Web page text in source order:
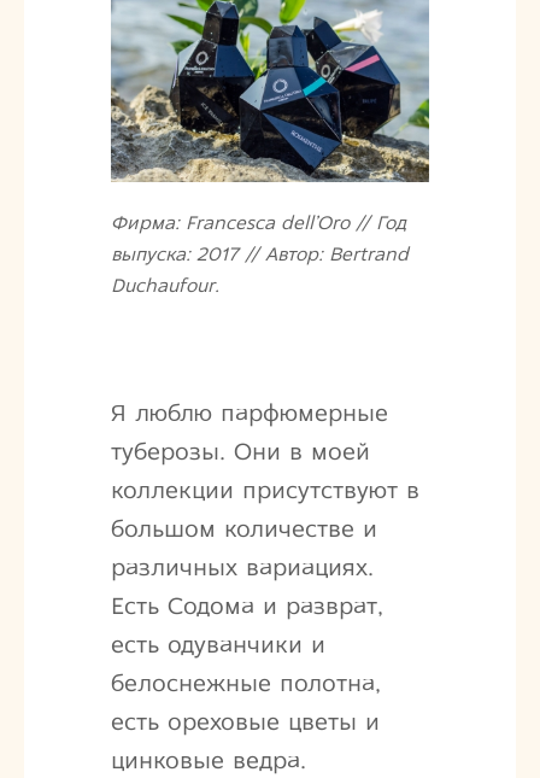
Фирма: Francesca dell’Oro // Год
выпуска: 2017 // Автор: Bertrand
Duchaufour.
Я люблю парфюмерные
туберозы. Они в моей
коллекции присутствуют в
большом количестве и
различных вариациях.
Есть Содома и разврат,
есть одуванчики и
белоснежные полотна,
есть ореховые цветы и
цинковые ведра.